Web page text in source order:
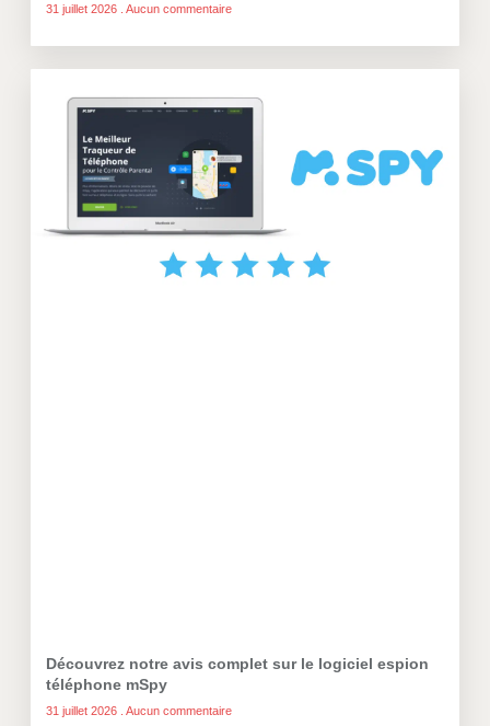
31 juillet 2026 Aucun commentaire
Découvrez notre avis complet sur le logiciel espion
téléphone mSpy
31 juillet 2026 Aucun commentaire